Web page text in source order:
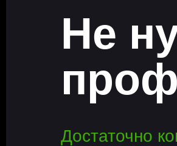
Не
Достаточно